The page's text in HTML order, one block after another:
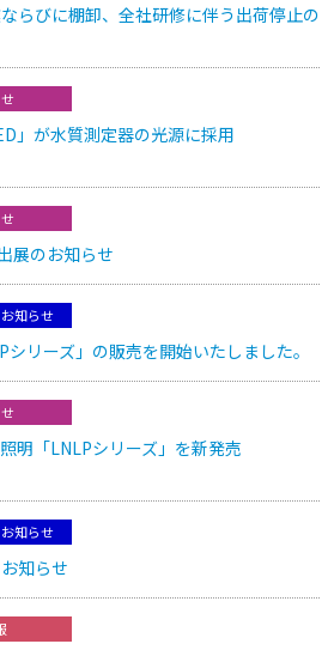
らびに棚卸、全社研修に伴う出荷停止の
」が水質測定器の光源に採用
展のお知らせ
知らせ
リーズ」の販売を開始いたしました。
明「LNLPシリーズ」を新発売
知らせ
知らせ